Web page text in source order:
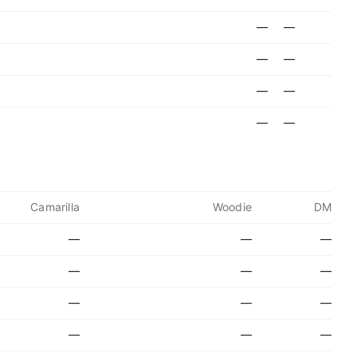
— —
— —
— —
— —
Camarilla Woodie DM
— — —
— — —
— — —
— — —